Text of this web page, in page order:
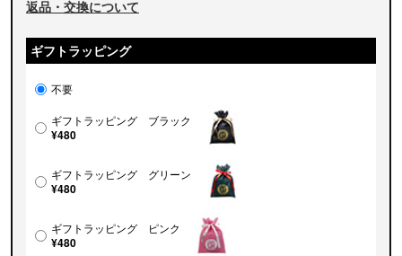
返品・交換について
ギフトラッピング
不要
ギフトラッピング ブラック
¥480
ギフトラッピング グリーン
¥480
ギフトラッピング ピンク
¥480